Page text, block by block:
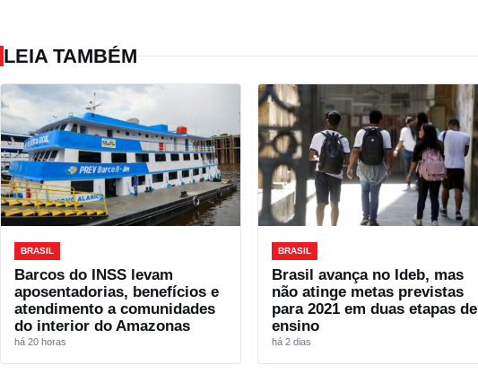
LEIA TAMBÉM
BRASIL
Barcos do INSS levam
aposentadorias, benefícios e
atendimento a comunidades
do interior do Amazonas
há 20 horas
BRASIL
Brasil avança no Ideb, mas
não atinge metas previstas
para 2021 em duas etapas de
ensino
há 2 dias